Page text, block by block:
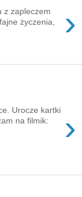
›
z zapleczem
życzenia,
›
Urocze kartki
na filmik: